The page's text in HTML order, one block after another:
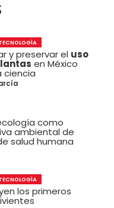
y preservar el uso
en México
ciencia
como
ambiental de
salud humana
los primeros